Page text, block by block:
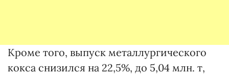
Кроме того, выпуск металлургического
кокса снизился на 22,5%, до 5,04 млн. т,